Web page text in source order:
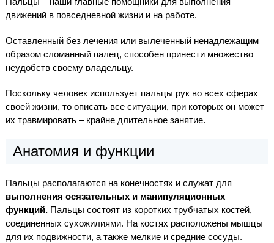
движений в повседневной жизни и на работе.
Оставленный без лечения или вылеченный ненадлежащим
образом сломанный палец, способен принести множество
неудобств своему владельцу.
Поскольку человек использует пальцы рук во всех сферах
своей жизни, то описать все ситуации, при которых он может
их травмировать – крайне длительное занятие.
Анатомия и функции
Пальцы располагаются на конечностях и служат для
выполнения осязательных и манипуляционных
функций.Пальцы состоят из коротких трубчатых костей,
соединенных сухожилиями. На костях расположены мышцы
для их подвижности, а также мелкие и средние сосуды.